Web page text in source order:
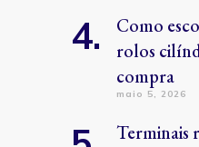
Como
rolos
compra
maio 5, 2026
Terminais